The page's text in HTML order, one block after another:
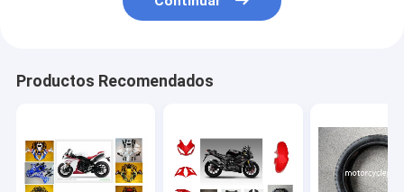
Productos Recomendados